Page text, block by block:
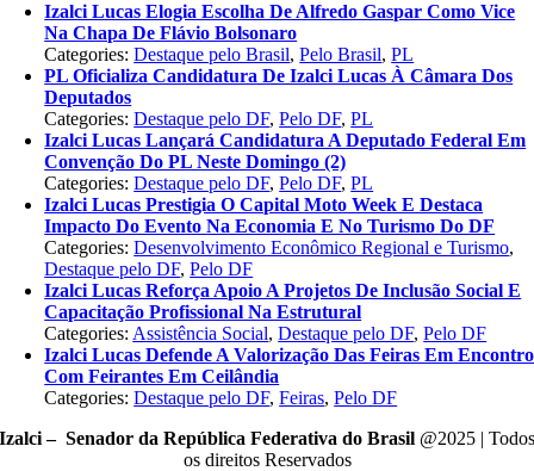
Izalci Lucas Elogia Escolha De Alfredo Gaspar Como Vice
Na Chapa De Flávio Bolsonaro
Categories:Destaque pelo Brasil,Pelo Brasil,PL
PL Oficializa Candidatura De Izalci Lucas À Câmara Dos
Deputados
Categories:Destaque pelo DF,Pelo DF,PL
Izalci Lucas Lançará Candidatura A Deputado Federal Em
Convenção Do PL Neste Domingo (2)
Categories:Destaque pelo DF,Pelo DF,PL
Izalci Lucas Prestigia O Capital Moto Week E Destaca
Impacto Do Evento Na Economia E No Turismo Do DF
Categories:Desenvolvimento Econômico Regional e Turismo,
Destaque pelo DF,Pelo DF
Izalci Lucas Reforça Apoio A Projetos De Inclusão Social E
Capacitação Profissional Na Estrutural
Categories: Assistência Social,Destaque pelo DF,Pelo DF
Izalci Lucas Defende A Valorização Das Feiras Em Encontro
Com Feirantes Em Ceilândia
Categories:Destaque pelo DF,Feiras,Pelo DF
Izalci – Senador da República Federativa do Brasil @2025 | Todos
os direitos Reservados